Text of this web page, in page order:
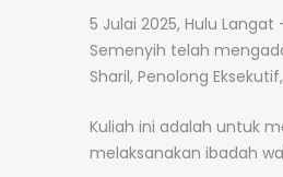
5 Julai 2025, Hulu
Semenyih telah
Sharil, Penolong
Kuliah ini adalah untuk
melaksanakan ibadah